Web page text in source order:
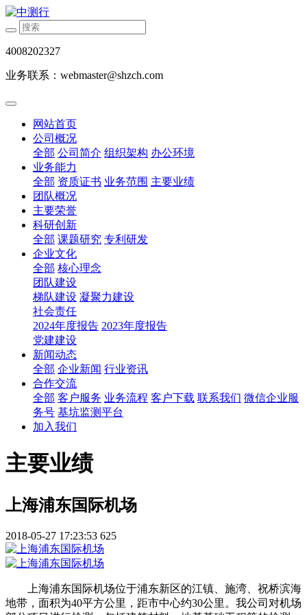
4008202327
业务联系：webmaster@shzch.com
网站首页
公司概况
全部 公司简介 组织架构 办公环境
业务能力
全部 资质证书 业务范围 主要业绩
团队概况
主要荣誉
科研创新
全部 课题研究 专利研发
企业文化
全部 核心理念
团队建设
梯队建设 凝聚力建设
社会责任
2024年度报告 2023年度报告
党建建设
新闻动态
全部 企业新闻 行业资讯
合作交流
全部 客户服务 业务流程 客户下载 联系我们 微信企业服
务号 基坑监测平台
加入我们
主要业绩
上海浦东国际机场
2018-05-27 17:23:53 625
上海浦东国际机场位于浦东新区的江镇、施湾、祝桥滨海
地带，面积为40平方公里，距市中心约30公里。我公司对机场